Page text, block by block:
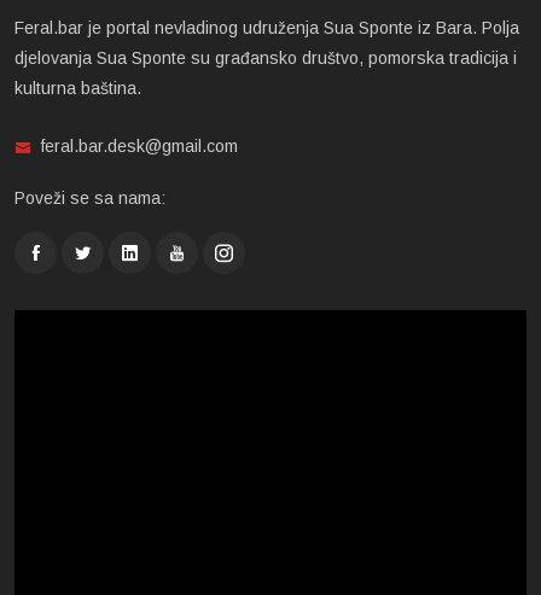
Feral.bar je portal nevladinog udruženja Sua Sponte iz Bara. Polja
djelovanja Sua Sponte su građansko društvo, pomorska tradicija i
kulturna baština.
feral.bar.desk@gmail.com
Poveži se sa nama: